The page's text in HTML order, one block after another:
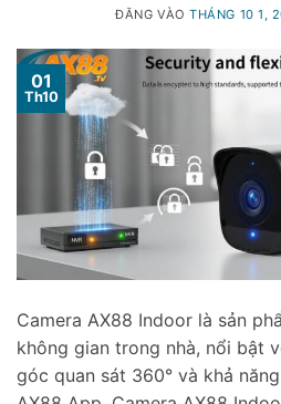
ĐĂNG VÀOTHÁNG 10 1,
01
Th10
Camera AX88 Indoor là sản
không gian trong nhà, nổi bật
góc quan sát 360° và khả